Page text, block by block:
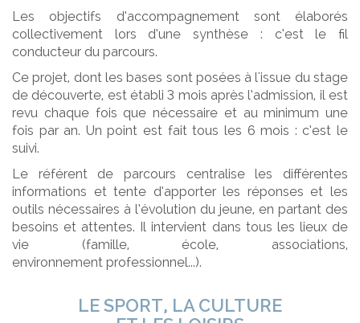
Les objectifs d’accompagnement sont élaborés
collectivement lors d’une synthèse : c’est le fil
conducteur du parcours.
Ce projet, dont les bases sont posées à l'issue du stage
de découverte, est établi 3 mois après l’admission, il est
revu chaque fois que nécessaire et au minimum une
fois par an. Un point est fait tous les 6 mois : c’est le
suivi.
Le référent de parcours centralise les différentes
informations et tente d’apporter les réponses et les
outils nécessaires à l’évolution du jeune, en partant des
besoins et attentes. Il intervient dans tous les lieux de
vie (famille, école, associations,
environnement professionnel...).
LE SPORT, LA CULTURE